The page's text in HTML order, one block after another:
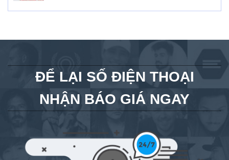
ĐỂ LẠI SỐ ĐIỆN THOẠI
NHẬN BÁO GIÁ NGAY